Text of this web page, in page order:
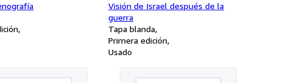
Visión de Israel después de la
guerra
Tapa blanda
Primera edición
Usado